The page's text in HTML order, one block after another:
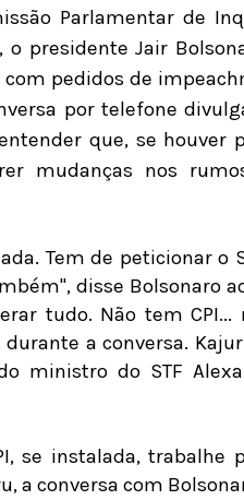
Parlamentar de
presidente Jair
com pedidos de
por telefone
que, se houver
mudanças nos
Tem de peticionar o
disse Bolsonaro
tudo. Não tem
a conversa.
ministro do STF
se instalada, trabalhe
a conversa com